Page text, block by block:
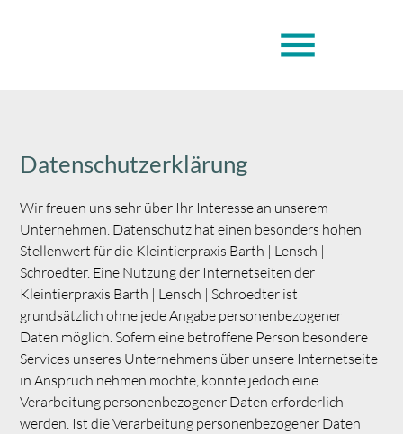
menu
Datenschutzerklärung
Wir freuen uns sehr über Ihr Interesse an unserem
Unternehmen. Datenschutz hat einen besonders hohen
Stellenwert für die Kleintierpraxis Barth | Lensch |
Schroedter. Eine Nutzung der Internetseiten der
Kleintierpraxis Barth | Lensch | Schroedter ist
grundsätzlich ohne jede Angabe personenbezogener
Daten möglich. Sofern eine betroffene Person besondere
Services unseres Unternehmens über unsere Internetseite
in Anspruch nehmen möchte, könnte jedoch eine
Verarbeitung personenbezogener Daten erforderlich
werden. Ist die Verarbeitung personenbezogener Daten